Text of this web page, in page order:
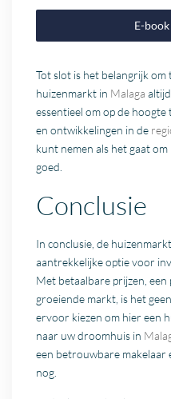
E-
Tot slot is het belangrijk
huizenmarkt in Malaga
essentieel om op de
en ontwikkelingen in de
kunt nemen als het gaat om
goed.
Conclusie
In conclusie, de
aantrekkelijke optie voor
Met betaalbare prijzen, een
groeiende markt, is het
ervoor kiezen om hier een
naar uw droomhuis in
een betrouwbare makelaar
nog.